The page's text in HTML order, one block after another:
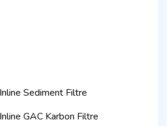
Sediment Filtre
GAC Karbon Filtre